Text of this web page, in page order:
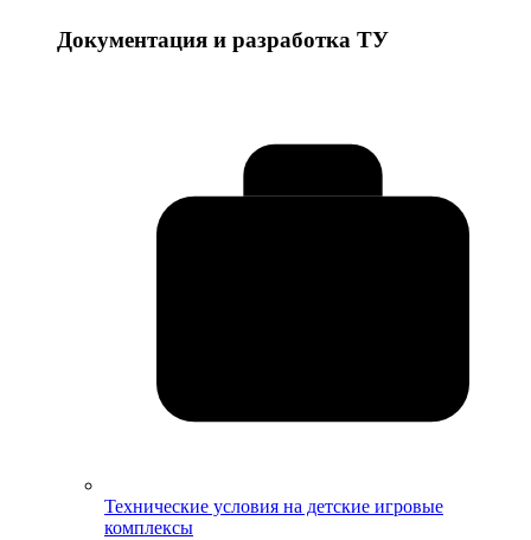
Документация и разработка ТУ
Технические условия на детские игровые
комплексы